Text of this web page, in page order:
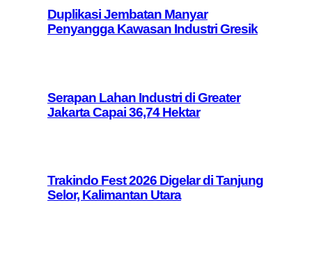
Duplikasi Jembatan Manyar
Penyangga Kawasan Industri Gresik
Serapan Lahan Industri di Greater
Jakarta Capai 36,74 Hektar
Trakindo Fest 2026 Digelar di Tanjung
Selor, Kalimantan Utara